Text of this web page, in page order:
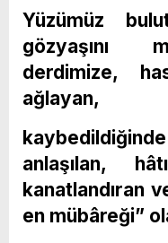
Yüzümüz
gözyaşını
derdimize,
ağlayan,
anlaşılan,
kanatlandıran
en mübâreği”